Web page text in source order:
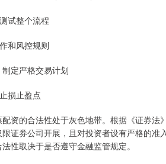
试整个流程
和风控规则
定严格交易计划
损止盈点
资的合法性处于灰色地带。根据《证券
证券公司开展，且对投资者设有严格的
性取决于是否遵守金融监管规定。